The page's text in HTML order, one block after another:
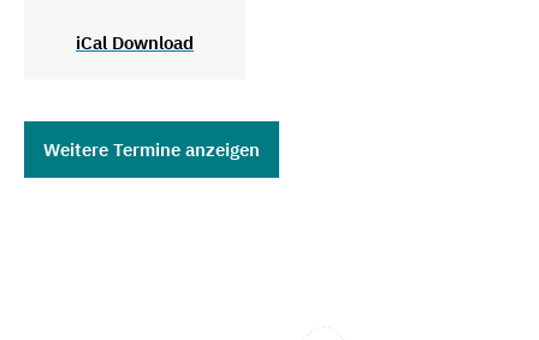
iCal Download
Weitere Termine anzeigen